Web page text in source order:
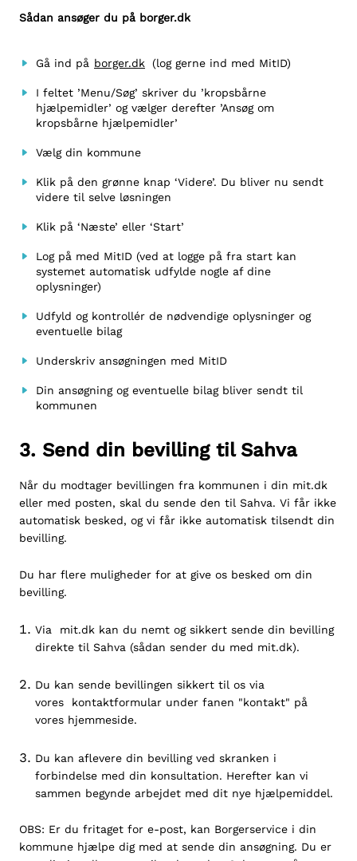
Sådan ansøger du på borger.dk
Gå ind påborger.dk (log gerne ind med MitID)
I feltet ’Menu/Søg’ skriver du ’kropsbårne
hjælpemidler’ og vælger derefter ’Ansøg om
kropsbårne hjælpemidler’
Vælg din kommune
Klik på den grønne knap ‘Videre’. Du bliver nu sendt
videre til selve løsningen
Klik på ‘Næste’ eller ‘Start’
Log på med MitID (ved at logge på fra start kan
systemet automatisk udfylde nogle af dine
oplysninger)
Udfyld og kontrollér de nødvendige oplysninger og
eventuelle bilag
Underskriv ansøgningen med MitID
Din ansøgning og eventuelle bilag bliver sendt til
kommunen
3. Send din bevilling til Sahva
Når du modtager bevillingen fra kommunen i din mit.dk
eller med posten, skal du sende den til Sahva. Vi får ikke
automatisk besked, og vi får ikke automatisk tilsendt din
bevilling.
Du har flere muligheder for at give os besked om din
bevilling.
Via mit.dkkan du nemt og sikkert sende din bevilling
direkte til Sahva (sådan sender du med mit.dk).
Du kan sende bevillingen sikkert til os via
vores kontaktformularunder fanen "kontakt" på
vores hjemmeside.
Du kan aflevere din bevilling ved skranken i
forbindelse med din konsultation. Herefter kan vi
sammen begynde arbejdet med dit nye hjælpemiddel.
OBS: Er du fritaget for e-post, kan Borgerservice i din
kommune hjælpe dig med at sende din ansøgning. Du er